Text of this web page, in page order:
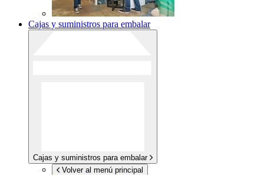
Cajas y suministros para embalar
Cajas y suministros para embalar
Volver al menú principal